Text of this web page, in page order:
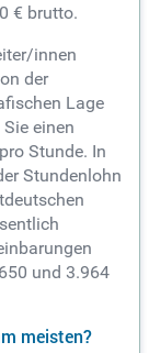
€ brutto.
innen
der
Lage
einen
Stunde. In
Stundenlohn
und 3.964
meisten?